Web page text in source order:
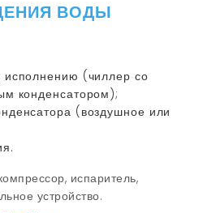
ВОДЫ
исполнению (чиллер со
конденсатором);
(воздушное или
испаритель,
устройство.